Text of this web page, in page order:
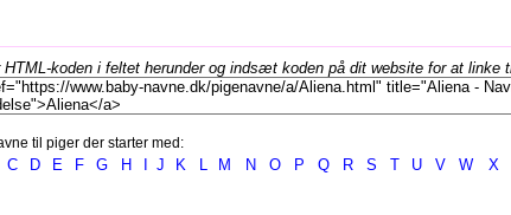
HTML-koden i feltet herunder og indsæt koden på dit website for at linke
til piger der starter med:
C D E F G H J K L M N O P Q R S T U V W X